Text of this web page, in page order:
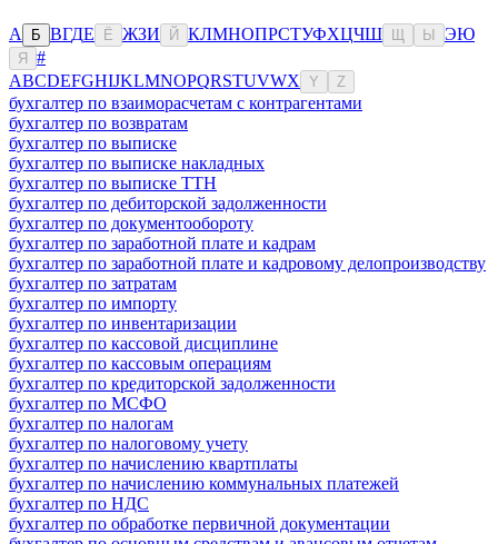
А Б ВГДЕ Ё ЖЗИ Й КЛМНОПРСТУФХЦЧШ Ы ЭЮ
Я
#
ABCDEFGHIJKLMNOPQRSTUVWX Y Z
бухгалтер по взаиморасчетам с контрагентами
бухгалтер по возвратам
бухгалтер по выписке
бухгалтер по выписке накладных
бухгалтер по выписке ТТН
бухгалтер по дебиторской задолженности
бухгалтер по документообороту
бухгалтер по заработной плате и кадрам
бухгалтер по заработной плате и кадровому делопроизводству
бухгалтер по затратам
бухгалтер по импорту
бухгалтер по инвентаризации
бухгалтер по кассовой дисциплине
бухгалтер по кассовым операциям
бухгалтер по кредиторской задолженности
бухгалтер по МСФО
бухгалтер по налогам
бухгалтер по налоговому учету
бухгалтер по начислению квартплаты
бухгалтер по начислению коммунальных платежей
бухгалтер по НДС
бухгалтер по обработке первичной документации